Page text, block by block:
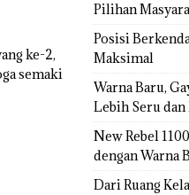
ke-2,
semaki
Pilihan
Posisi
Maksimal
Warna Baru,
Lebih Seru dan
New Rebel
dengan Warna
Dari Ruang